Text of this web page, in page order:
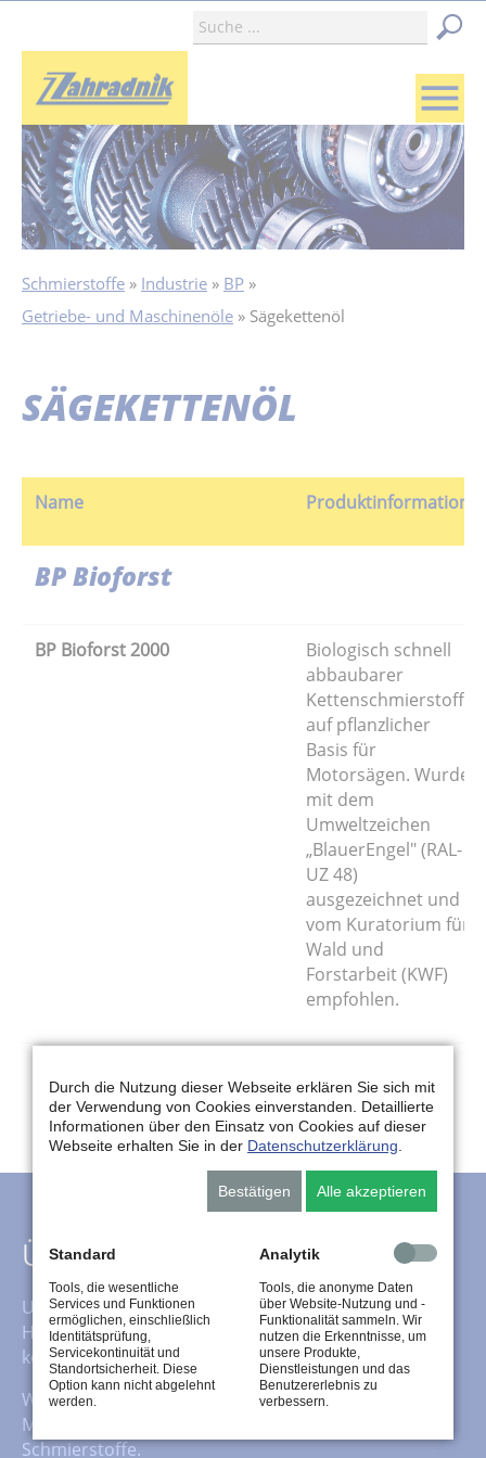
menu
Schmierstoffe Industrie
BP
Getriebe- und Maschinenöle
Sägekettenöl
SÄGEKETTENÖL
Name Produktinformation
BP Bioforst
BP Bioforst 2000
Biologisch schnell
abbaubarer
Kettenschmierstoff
auf pflanzlicher
Basis für
Motorsägen. Wurde
mit dem
Umweltzeichen
„BlauerEngel" (RAL-
UZ 48)
ausgezeichnet und
vom Kuratorium für
Wald und
Forstarbeit (KWF)
empfohlen.
Über uns
Unser Service beinhaltet neben dem klassischen
Heizöl-, Kraftstoff- und Schmierstoffhandel auch das
komplette Fluid-Management für Schmierstoffe.
Wir übernehmen nicht nur die Pflege Ihrer
Maschinen, sondern auch die Entsorgung Ihrer
Schmierstoffe.
Durch die Nutzung dieser Webseite erklären Sie sich mit
der Verwendung von Cookies einverstanden. Detaillierte
Informationen über den Einsatz von Cookies auf dieser
Webseite erhalten Sie in der Datenschutzerklärung
Bestätigen Alle akzeptieren
Standard
Tools, die wesentliche
Services und Funktionen
ermöglichen, einschließlich
Identitätsprüfung,
Servicekontinuität und
Standortsicherheit. Diese
Option kann nicht abgelehnt
werden.
Analytik
Tools, die anonyme Daten
über Website-Nutzung und -
Funktionalität sammeln. Wir
nutzen die Erkenntnisse, um
unsere Produkte,
Dienstleistungen und das
Benutzererlebnis zu
verbessern.